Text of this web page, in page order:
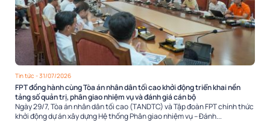
Tin tức - 31/07/2026
FPT đồng hành cùng Tòa án nhân dân tối cao khởi động triển khai nền
tảng số quản trị, phân giao nhiệm vụ và đánh giá cán bộ
Ngày 29/7, Tòa án nhân dân tối cao (TANDTC) và Tập đoàn FPT chính thức
khởi động dự án xây dựng Hệ thống Phân giao nhiệm vụ – Đánh...